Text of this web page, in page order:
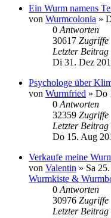
Ein Wurm namens
von Wurmcolonia »
0 Antworten
30617 Zugriffe
Letzter Beitrag
Di 31. Dez
Psychologe über
von Wurmfried » Do
0 Antworten
32359 Zugriffe
Letzter Beitrag
Do 15. Aug
Verkaufe meine
von Valentin » Sa
Wurmkiste &
0 Antworten
30976 Zugriffe
Letzter Beitrag